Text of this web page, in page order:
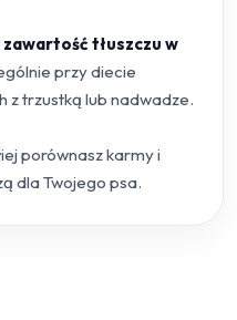
tłuszczu w
przy diecie
z trzustką lub nadwadze.
porównasz karmy i
dla Twojego psa.